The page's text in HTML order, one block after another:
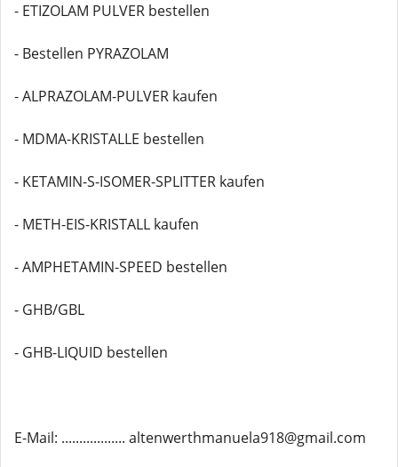
- ETIZOLAM PULVER bestellen
- Bestellen PYRAZOLAM
- ALPRAZOLAM-PULVER kaufen
- MDMA-KRISTALLE bestellen
- KETAMIN-S-ISOMER-SPLITTER kaufen
- METH-EIS-KRISTALL kaufen
- AMPHETAMIN-SPEED bestellen
- GHB/GBL
- GHB-LIQUID bestellen
E-Mail: .................. altenwerthmanuela918@gmail.com